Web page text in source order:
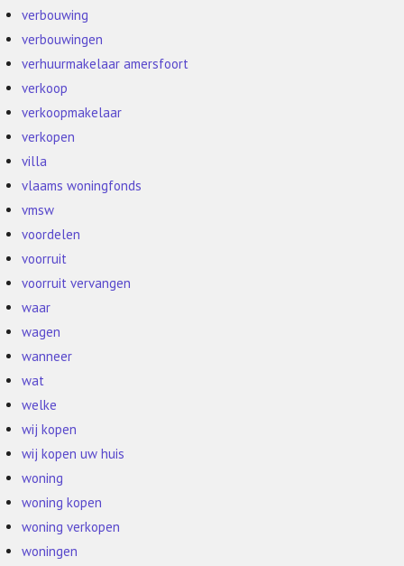
verbouwing
verbouwingen
verhuurmakelaar amersfoort
verkoop
verkoopmakelaar
verkopen
villa
vlaams woningfonds
vmsw
voordelen
voorruit
voorruit vervangen
waar
wagen
wanneer
wat
welke
wij kopen
wij kopen uw huis
woning
woning kopen
woning verkopen
woningen